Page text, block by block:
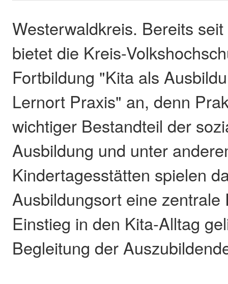
Westerwaldkreis. Bereits
bietet die Kreis-
Fortbildung "Kita als
Lernort Praxis" an, denn
wichtiger Bestandteil der
Ausbildung und unter
Kindertagesstätten spielen
Ausbildungsort eine zentrale
Einstieg in den Kita-Alltag
Begleitung der